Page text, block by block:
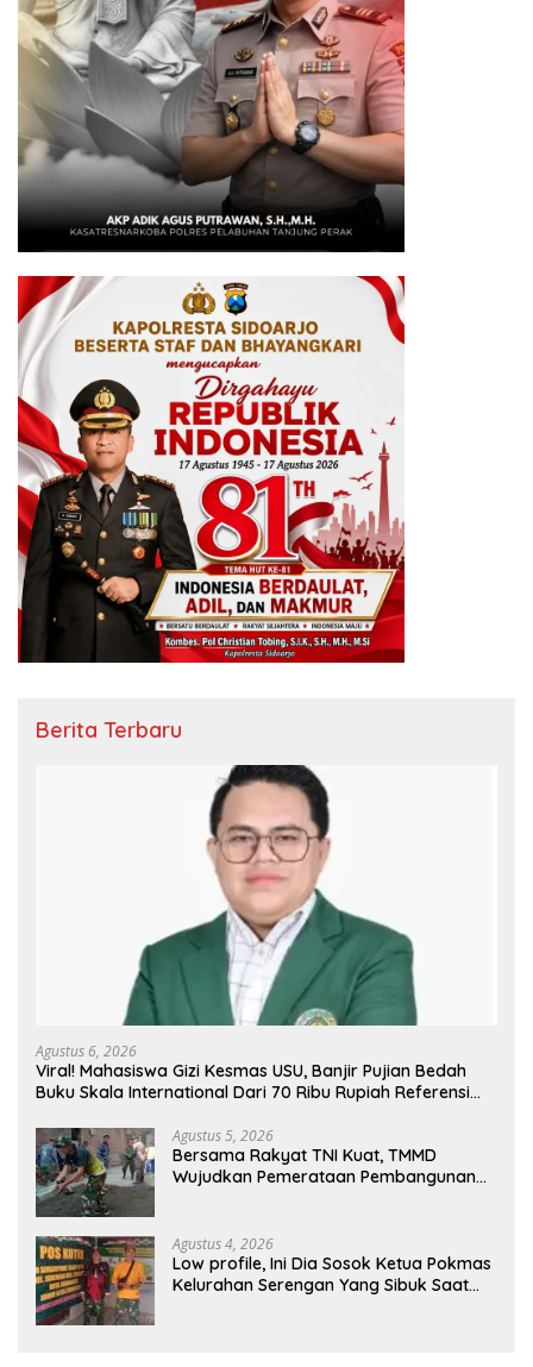
Berita Terbaru
Agustus 6, 2026
Viral! Mahasiswa Gizi Kesmas USU, Banjir Pujian Bedah
Buku Skala International Dari 70 Ribu Rupiah Referensi
Agustus 5, 2026
Bersama Rakyat TNI Kuat, TMMD
Wujudkan Pemerataan Pembangunan
Agustus 4, 2026
Low profile, Ini Dia Sosok Ketua Pokmas
Kelurahan Serengan Yang Sibuk Saat